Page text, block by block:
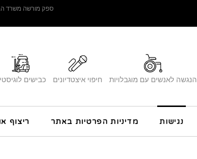
ספק מורשה משרד
הנגשה לאנשים עם מוגבלויות חיפוי איצטדיונים כבישים
נגישות מדיניות הפרטיות באתר ריצוף